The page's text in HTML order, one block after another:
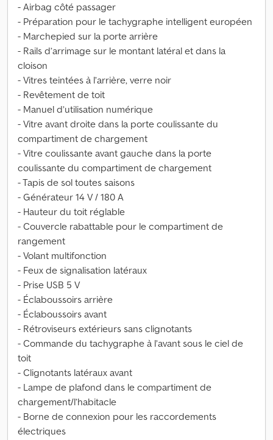
- Airbag côté passager
- Préparation pour le tachygraphe intelligent européen
- Marchepied sur la porte arrière
- Rails d’arrimage sur le montant latéral et dans la
cloison
- Vitres teintées à l’arrière, verre noir
- Revêtement de toit
- Manuel d’utilisation numérique
- Vitre avant droite dans la porte coulissante du
compartiment de chargement
- Vitre coulissante avant gauche dans la porte
coulissante du compartiment de chargement
- Tapis de sol toutes saisons
- Générateur 14 V / 180 A
- Hauteur du toit réglable
- Couvercle rabattable pour le compartiment de
rangement
- Volant multifonction
- Feux de signalisation latéraux
- Prise USB 5 V
- Éclaboussoirs arrière
- Éclaboussoirs avant
- Rétroviseurs extérieurs sans clignotants
- Commande du tachygraphe à l’avant sous le ciel de
toit
- Clignotants latéraux avant
- Lampe de plafond dans le compartiment de
chargement/l’habitacle
- Borne de connexion pour les raccordements
électriques